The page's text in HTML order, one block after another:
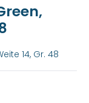
14, Gr. 48